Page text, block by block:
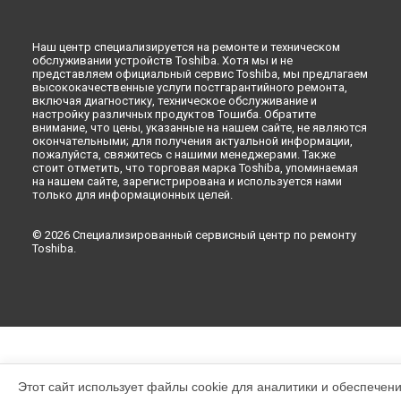
Кирове
Ремонт холодильника GR-TG565UDZ-C (XK) Toshiba в
Москве
Ремонт холодильника GR-TG565UDZ-C (XK) Toshiba в
Петербурге
Наш центр специализируется на ремонте и техническом
обслуживании устройств Toshiba. Хотя мы и не
представляем официальный сервис Toshiba, мы предлагаем
высококачественные услуги постгарантийного ремонта,
включая диагностику, техническое обслуживание и
настройку различных продуктов Тошиба. Обратите
внимание, что цены, указанные на нашем сайте, не являются
окончательными; для получения актуальной информации,
пожалуйста, свяжитесь с нашими менеджерами. Также
стоит отметить, что торговая марка Toshiba, упоминаемая
на нашем сайте, зарегистрирована и используется нами
только для информационных целей.
© 2026 Специализированный сервисный центр по ремонту
Toshiba.
Этот сайт использует файлы cookie для аналитики и